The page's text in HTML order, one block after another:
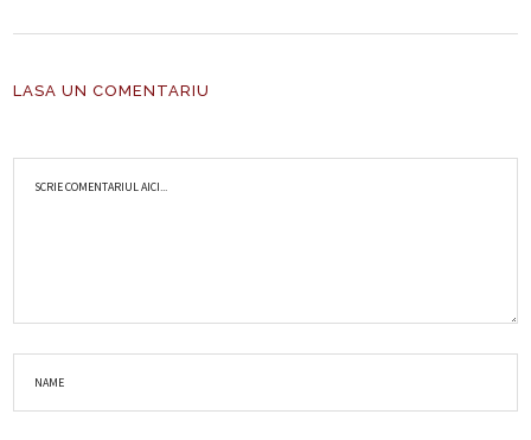
LASA UN COMENTARIU